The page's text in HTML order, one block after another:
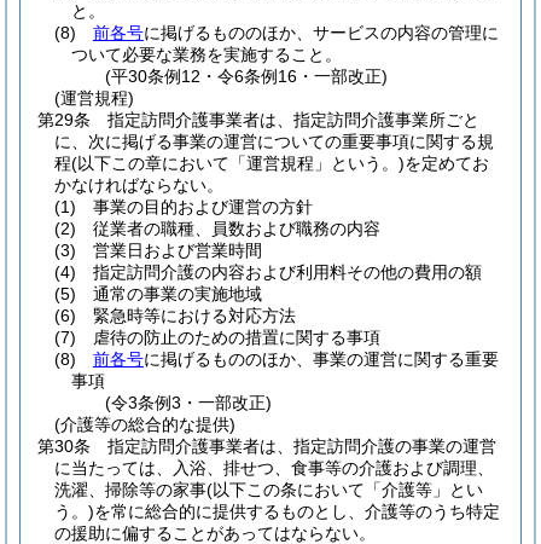
と。
(8)
前各号に掲げるもののほか、サービスの内容の管理に
ついて必要な業務を実施すること。
(平30条例12・令6条例16・一部改正)
(運営規程)
第29条
指定訪問介護事業者は、指定訪問介護事業所ごと
に、次に掲げる事業の運営についての重要事項に関する規
程(以下この章において「運営規程」という。)を定めてお
かなければならない。
(1)
事業の目的および運営の方針
(2)
従業者の職種、員数および職務の内容
(3)
営業日および営業時間
(4)
指定訪問介護の内容および利用料その他の費用の額
(5)
通常の事業の実施地域
(6)
緊急時等における対応方法
(7)
虐待の防止のための措置に関する事項
(8)
前各号に掲げるもののほか、事業の運営に関する重要
事項
(令3条例3・一部改正)
(介護等の総合的な提供)
第30条
指定訪問介護事業者は、指定訪問介護の事業の運営
に当たっては、入浴、排せつ、食事等の介護および調理、
洗濯、掃除等の家事(以下この条において「介護等」とい
う。)を常に総合的に提供するものとし、介護等のうち特定
の援助に偏することがあってはならない。